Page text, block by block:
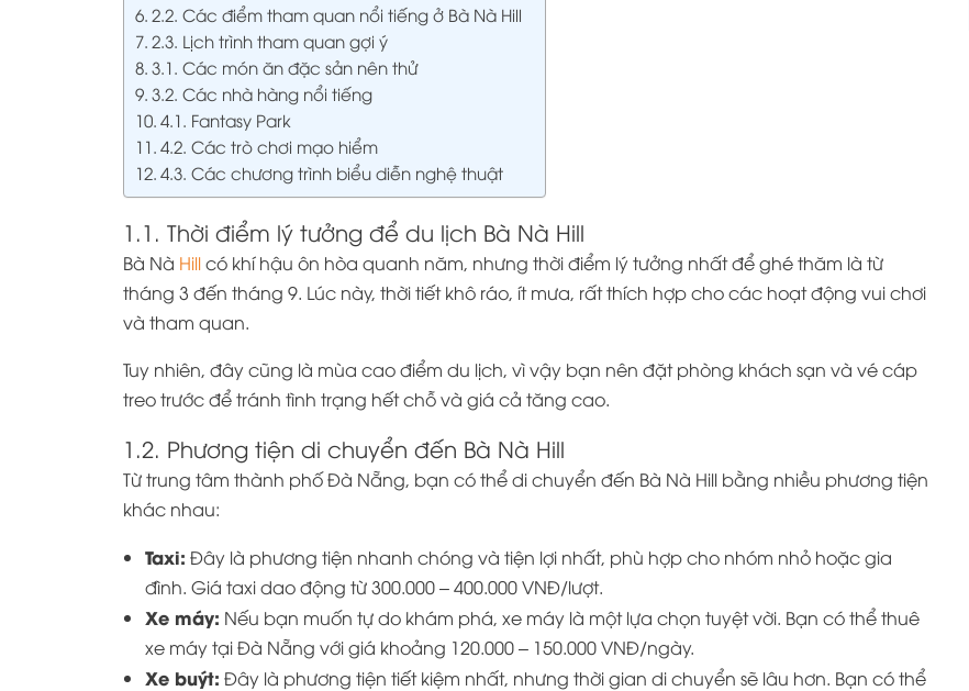
2.2. Các điểm tham quan nổi tiếng ở Bà Nà Hill
2.3. Lịch trình tham quan gợi ý
3.1. Các món ăn đặc sản nên thử
3.2. Các nhà hàng nổi tiếng
4.1. Fantasy Park
4.2. Các trò chơi mạo hiểm
4.3. Các chương trình biểu diễn nghệ thuật
1.1. Thời điểm lý tưởng để du lịch Bà Nà Hill
Bà Nà Hillcó khí hậu ôn hòa quanh năm, nhưng thời điểm lý tưởng nhất để ghé thăm là từ
tháng 3 đến tháng 9. Lúc này, thời tiết khô ráo, ít mưa, rất thích hợp cho các hoạt động vui chơi
và tham quan.
Tuy nhiên, đây cũng là mùa cao điểm du lịch, vì vậy bạn nên đặt phòng khách sạn và vé cáp
treo trước để tránh tình trạng hết chỗ và giá cả tăng cao.
1.2. Phương tiện di chuyển đến Bà Nà Hill
Từ trung tâm thành phố Đà Nẵng, bạn có thể di chuyển đến Bà Nà Hill bằng nhiều phương tiện
khác nhau:
Taxi: Đây là phương tiện nhanh chóng và tiện lợi nhất, phù hợp cho nhóm nhỏ hoặc gia
đình. Giá taxi dao động từ 300.000 – 400.000 VNĐ/lượt.
Xe máy: Nếu bạn muốn tự do khám phá, xe máy là một lựa chọn tuyệt vời. Bạn có thể thuê
xe máy tại Đà Nẵng với giá khoảng 120.000 – 150.000 VNĐ/ngày.
Xe buýt: Đây là phương tiện tiết kiệm nhất, nhưng thời gian di chuyển sẽ lâu hơn. Bạn có thể